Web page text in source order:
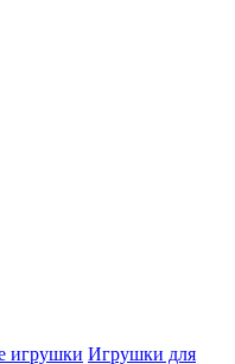
игрушки Игрушки для